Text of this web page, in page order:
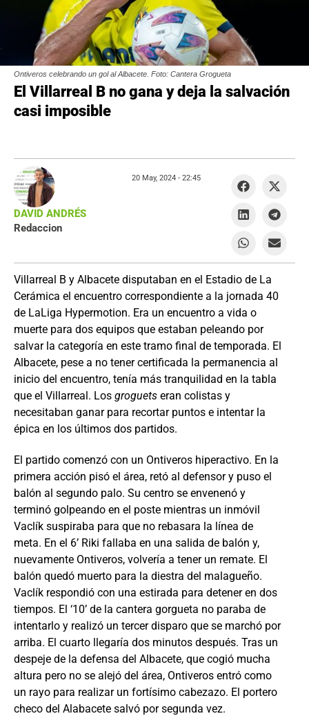
Ontiveros celebrando un gol al Albacete. Foto: Cantera Grogueta
El Villarreal B no gana y deja la salvación
casi imposible
Villarreal B y Albacete disputaban en el Estadio de La
Cerámica el encuentro correspondiente a la jornada 40
de LaLiga Hypermotion. Era un encuentro a vida o
muerte para dos equipos que estaban peleando por
salvar la categoría en este tramo final de temporada. El
Albacete, pese a no tener certificada la permanencia al
inicio del encuentro, tenía más tranquilidad en la tabla
que el Villarreal. Los groguets eran colistas y
necesitaban ganar para recortar puntos e intentar la
épica en los últimos dos partidos.
El partido comenzó con un Ontiveros hiperactivo. En la
primera acción pisó el área, retó al defensor y puso el
balón al segundo palo. Su centro se envenenó y
terminó golpeando en el poste mientras un inmóvil
Vaclík suspiraba para que no rebasara la línea de
meta. En el 6’ Riki fallaba en una salida de balón y,
nuevamente Ontiveros, volvería a tener un remate. El
balón quedó muerto para la diestra del malagueño.
Vaclík respondió con una estirada para detener en dos
tiempos. El ‘10’ de la cantera gorgueta no paraba de
intentarlo y realizó un tercer disparo que se marchó por
arriba. El cuarto llegaría dos minutos después. Tras un
despeje de la defensa del Albacete, que cogió mucha
altura pero no se alejó del área, Ontiveros entró como
un rayo para realizar un fortísimo cabezazo. El portero
checo del Alabacete salvó por segunda vez.
DAVID ANDRÉS
Redaccion
20 May, 2024 - 22:45